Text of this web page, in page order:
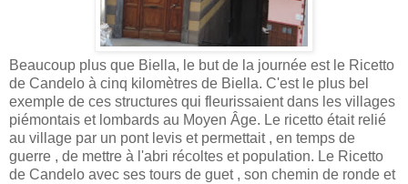
Beaucoup plus que Biella, le but de la journée est le Ricetto
de Candelo à cinq kilomètres de Biella. C'est le plus bel
exemple de ces structures qui fleurissaient dans les villages
piémontais et lombards au Moyen Âge. Le ricetto était relié
au village par un pont levis et permettait , en temps de
guerre , de mettre à l'abri récoltes et population. Le Ricetto
de Candelo avec ses tours de guet , son chemin de ronde et